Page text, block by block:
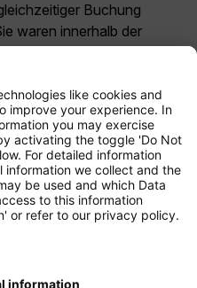
Buchung
waren innerhalb der
Bei den für die
Tarifen handelt es
unsere restriktivste
zusätzliche Gebühren
andere optionale
dieAllgemeinen